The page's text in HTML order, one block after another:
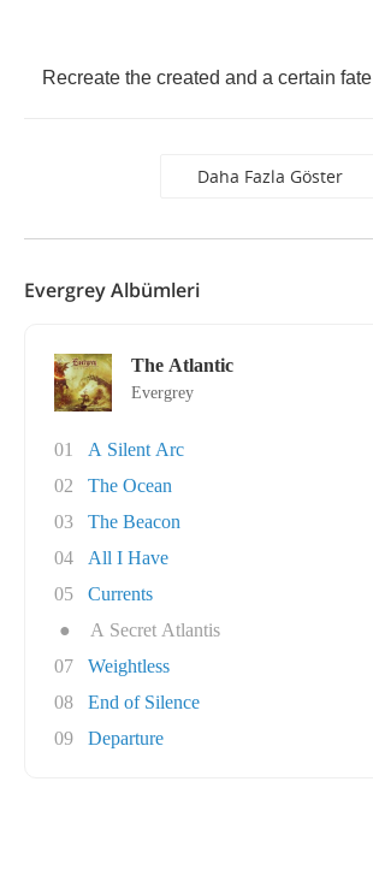
Recreate the created and a certain fate
Daha Fazla Göster
Evergrey Albümleri
The Atlantic
Evergrey
01
A Silent Arc
02
The Ocean
03
The Beacon
04
All I Have
05
Currents
●
A Secret Atlantis
07
Weightless
08
End of Silence
09
Departure